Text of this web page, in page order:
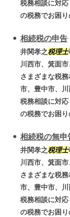
税務相談に対
の税務でお困
相続税の申告
井関孝之税理士
川西市、箕面
さまざまな税
市、豊中市、
税務相談に対
の税務でお困
相続税の無申
井関孝之税理士
川西市、箕面
さまざまな税
市、豊中市、
税務相談に対
の税務でお困